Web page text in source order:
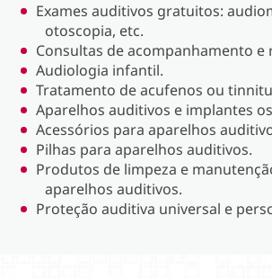
Exames auditivos gratuitos:
otoscopia, etc.
Consultas de acompanhamento e
Audiologia infantil.
Tratamento de acufenos ou
Aparelhos auditivos e implantes
Acessórios para aparelhos
Pilhas para aparelhos auditivos.
Produtos de limpeza e
aparelhos auditivos.
Proteção auditiva universal e